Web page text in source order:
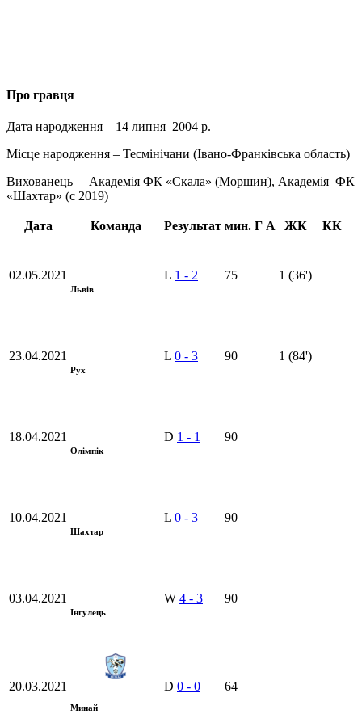
Про гравця
Дата народження – 14 липня 2004 р.
Місце народження – Тесмінічани (Івано-Франківська область)
Вихованець – Академiя ФК «Скала» (Моршин), Академiя ФК
«Шахтар» (с 2019)
Дата Команда Результат мин. Г А ЖК КК
02.05.2021
Львів
L 1 - 2 75 1 (36')
23.04.2021
Рух
L 0 - 3 90 1 (84')
18.04.2021
Олімпік
D 1 - 1 90
10.04.2021
Шахтар
L 0 - 3 90
03.04.2021
Iнгулець
W 4 - 3 90
20.03.2021
Минай
D 0 - 0 64